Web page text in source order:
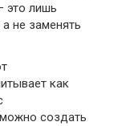
это лишь
не заменять
как
создать